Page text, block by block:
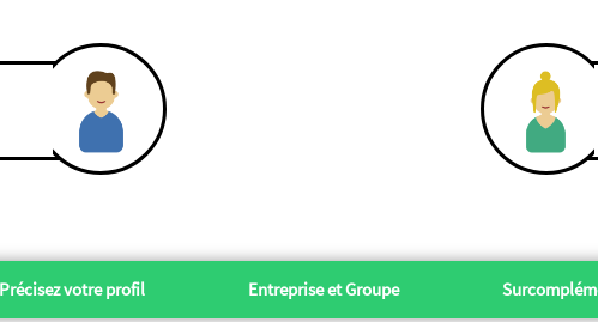
Précisez votre profil Entreprise et Groupe